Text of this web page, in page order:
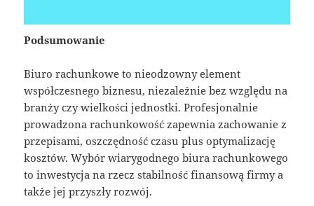
Podsumowanie
Biuro rachunkowe to nieodzowny element
współczesnego biznesu, niezależnie bez względu na
branży czy wielkości jednostki. Profesjonalnie
prowadzona rachunkowość zapewnia zachowanie z
przepisami, oszczędność czasu plus optymalizację
kosztów. Wybór wiarygodnego biura rachunkowego
to inwestycja na rzecz stabilność finansową firmy a
także jej przyszły rozwój.